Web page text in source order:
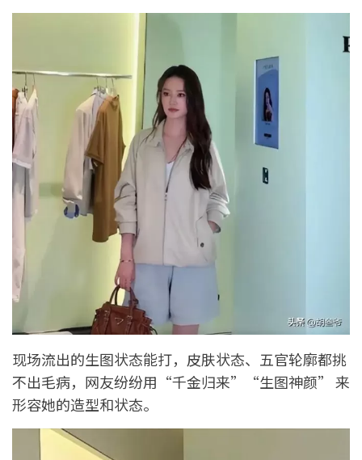
现场流出的生图状态能打，皮肤状态、五官轮廓都挑
不出毛病，网友纷纷用“千金归来”“生图神颜” 来
形容她的造型和状态。